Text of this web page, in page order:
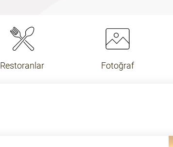
Restoranlar Fotoğraf